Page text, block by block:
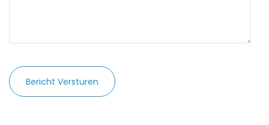
Bericht Versturen